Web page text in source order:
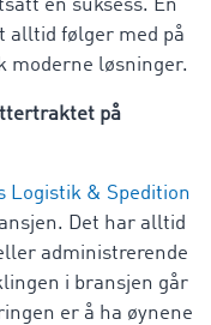
en suksess. En
alltid følger med på
moderne løsninger.
på
Logistik & Spedition
Det har alltid
administrerende
i bransjen går
er å ha øynene